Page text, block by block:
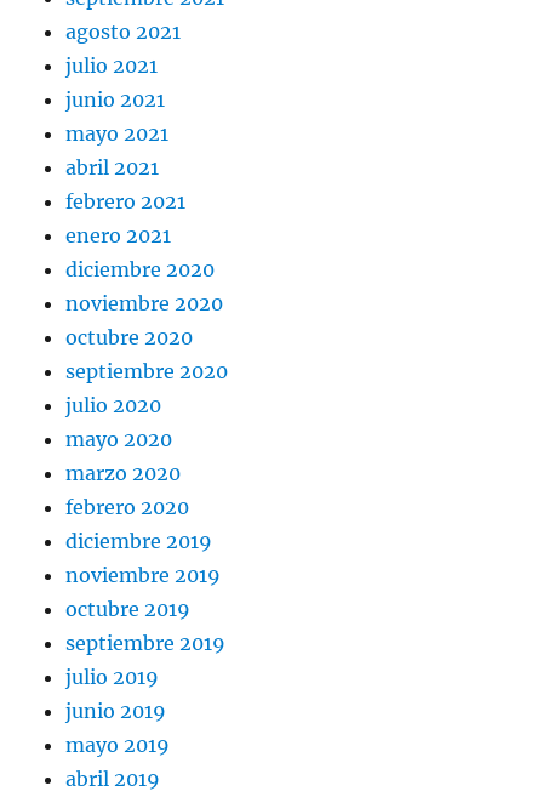
agosto 2021
julio 2021
junio 2021
mayo 2021
abril 2021
febrero 2021
enero 2021
diciembre 2020
noviembre 2020
octubre 2020
septiembre 2020
julio 2020
mayo 2020
marzo 2020
febrero 2020
diciembre 2019
noviembre 2019
octubre 2019
septiembre 2019
julio 2019
junio 2019
mayo 2019
abril 2019